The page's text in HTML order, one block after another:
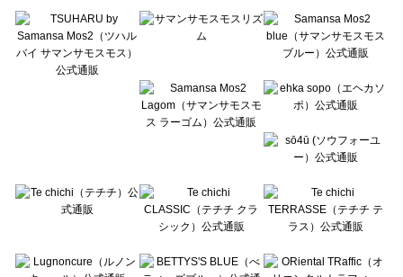
Lugnoncure（ルノンキュール）のアウター一覧
BETTY'S BLUE（べティーズブルー）のアウター一覧
Wpc.（ワールドパーティー）のアウター一覧